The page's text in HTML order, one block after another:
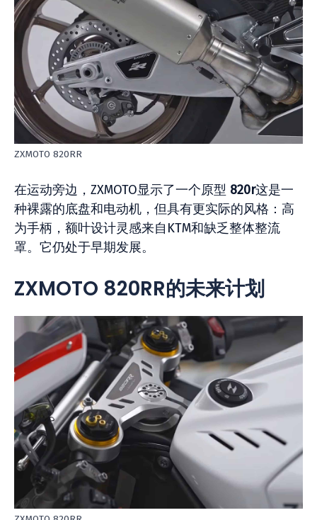
ZXMOTO 820RR
在运动旁边，ZXMOTO显示了一个原型 820r这是一
种裸露的底盘和电动机，但具有更实际的风格：高
为手柄，额叶设计灵感来自KTM和缺乏整体整流
罩。它仍处于早期发展。
ZXMOTO 820RR的未来计划